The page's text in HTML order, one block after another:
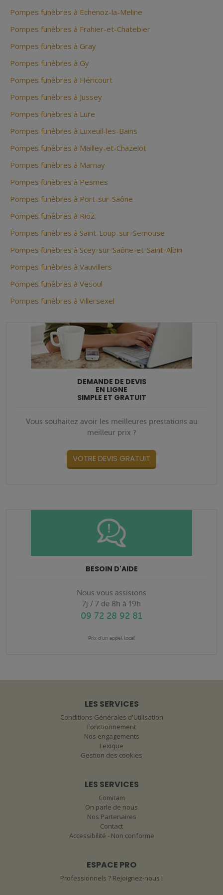
Pompes funèbres à Echenoz-la-Meline
Pompes funèbres à Frahier-et-Chatebier
Pompes funèbres à Gray
Pompes funèbres à Gy
Pompes funèbres à Héricourt
Pompes funèbres à Jussey
Pompes funèbres à Lure
Pompes funèbres à Luxeuil-les-Bains
Pompes funèbres à Mailley-et-Chazelot
Pompes funèbres à Marnay
Pompes funèbres à Pesmes
Pompes funèbres à Port-sur-Saône
Pompes funèbres à Rioz
Pompes funèbres à Saint-Loup-sur-Semouse
Pompes funèbres à Scey-sur-Saône-et-Saint-Albin
Pompes funèbres à Vauvillers
Pompes funèbres à Vesoul
Pompes funèbres à Villersexel
DEMANDE DE DEVIS
EN LIGNE
SIMPLE ET GRATUIT
Vous souhaitez avoir les meilleures prestations au
meilleur prix ?
VOTRE DEVIS GRATUIT
BESOIN D'AIDE
Nous vous assistons
7j / 7 de 8h à 19h
09 72 28 92 81
Prix d'un appel local
LES SERVICES
Conditions Générales d'Utilisation
Fonctionnement
Nos engagements
Lexique
Gestion des cookies
LES SERVICES
Comitam
On parle de nous
Nos Partenaires
Contact
Accessibilité - Non conforme
ESPACE PRO
Professionnels ? Rejoignez-nous !